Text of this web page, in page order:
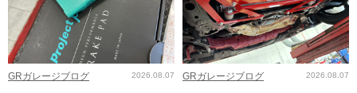
GRガレージブログ 2026.08.07 GRガレージブログ 2026.08.07